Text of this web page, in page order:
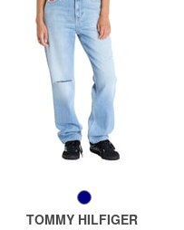
TOMMY HILFIGER